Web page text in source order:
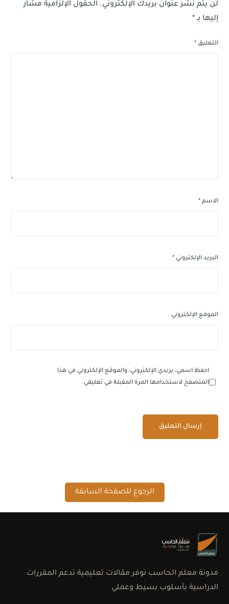
لن يتم نشر عنوان بريدك الإلكتروني. الحقول الإلزامية مشار
إليها بـ*
التعليق *
الاسم*
البريد الإلكتروني*
الموقع الإلكتروني
احفظ اسمي، بريدي الإلكتروني، والموقع الإلكتروني في هذا
المتصفح لاستخدامها المرة المقبلة في تعليقي.
الرجوع للصفحة السابقة
مدونة معلم الحاسب نوفر مقالات تعليمية تدعم المقررات
الدراسية بأسلوب بسيط وعملي
اتصل بنا